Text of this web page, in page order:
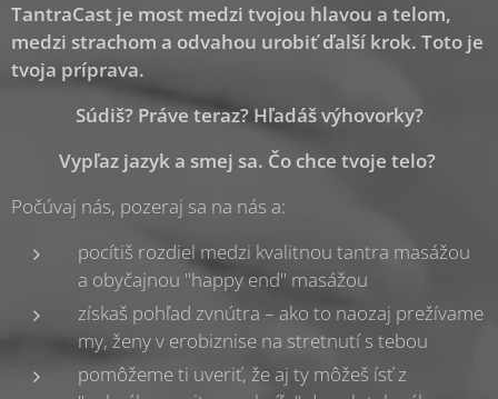
TantraCast je most medzi tvojou hlavou a telom,
medzi strachom a odvahou urobiť ďalší krok. Toto je
tvoja príprava.
Súdiš? Práve teraz? Hľadáš výhovorky?
Vypľaz jazyk a smej sa. Čo chce tvoje telo?
Počúvaj nás, pozeraj sa na nás a:
pocítiš rozdiel medzi kvalitnou tantra masážou
a obyčajnou "happy end" masážou
získaš pohľad zvnútra – ako to naozaj prežívame
my, ženy v erobiznise na stretnutí s tebou
pomôžeme ti uveriť, že aj ty môžeš ísť z